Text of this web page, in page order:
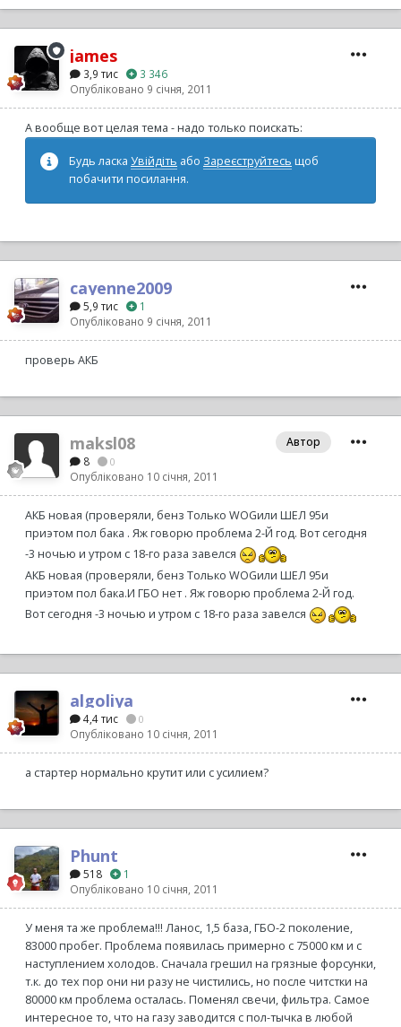
james
3,9 тис
3 346
Опубліковано 9 січня, 2011
А вообще вот целая тема - надо только поискать:
Будь ласка Увійдіть або Зареєструйтесь щоб
побачити посилання.
cayenne2009
5,9 тис
1
Опубліковано 9 січня, 2011
проверь АКБ
maksl08
8 0
Опубліковано 10 січня, 2011
Автор
АКБ новая (проверяли, бенз Только WOGили ШЕЛ 95и
приэтом пол бака . Яж говорю проблема 2-Й год. Вот сегодня
-3 ночью и утром с 18-го раза завелся
АКБ новая (проверяли, бенз Только WOGили ШЕЛ 95и
приэтом пол бака.И ГБО нет . Яж говорю проблема 2-Й год.
Вот сегодня -3 ночью и утром с 18-го раза завелся
algoliya
4,4 тис 0
Опубліковано 10 січня, 2011
а стартер нормально крутит или с усилием?
Phunt
518
1
Опубліковано 10 січня, 2011
У меня та же проблема!!! Ланос, 1,5 база, ГБО-2 поколение,
83000 пробег. Проблема появилась примерно с 75000 км и с
наступлением холодов. Сначала грешил на грязные форсунки,
т.к. до тех пор они ни разу не чистились, но после читстки на
80000 км проблема осталась. Поменял свечи, фильтра. Самое
интересное то, что на газу заводится с пол-тычка в любой